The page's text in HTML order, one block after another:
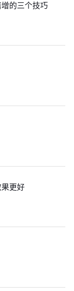
的三个技巧
更好